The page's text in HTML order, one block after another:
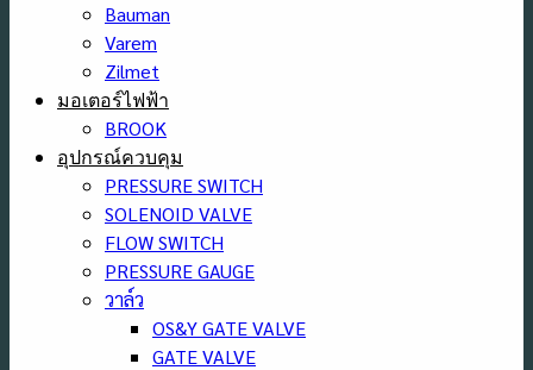
Bauman
Varem
Zilmet
มอเตอร์ไฟฟ้า
BROOK
อุปกรณ์ควบคุม
PRESSURE SWITCH
SOLENOID VALVE
FLOW SWITCH
PRESSURE GAUGE
วาล์ว
OS&Y GATE VALVE
GATE VALVE